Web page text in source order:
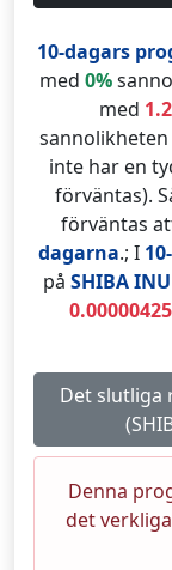
10-dagars
med 0%
med
inte har en
förväntas).
förväntas
dagarna.; I
på SHIBA
Det slutliga
Denna
det